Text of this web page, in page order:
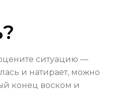
ситуацию —
и натирает, можно
конец воском и